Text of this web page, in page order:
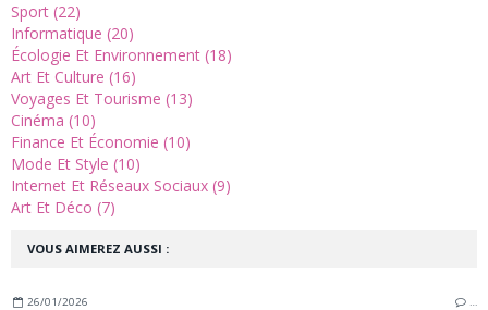
VOUS AIMEREZ AUSSI :
26/01/2026 …
Sport (22)
Informatique (20)
Écologie Et Environnement (18)
Art Et Culture (16)
Voyages Et Tourisme (13)
Cinéma (10)
Finance Et Économie (10)
Mode Et Style (10)
Internet Et Réseaux Sociaux (9)
Art Et Déco (7)